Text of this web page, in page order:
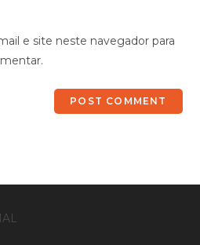
e site neste navegador para